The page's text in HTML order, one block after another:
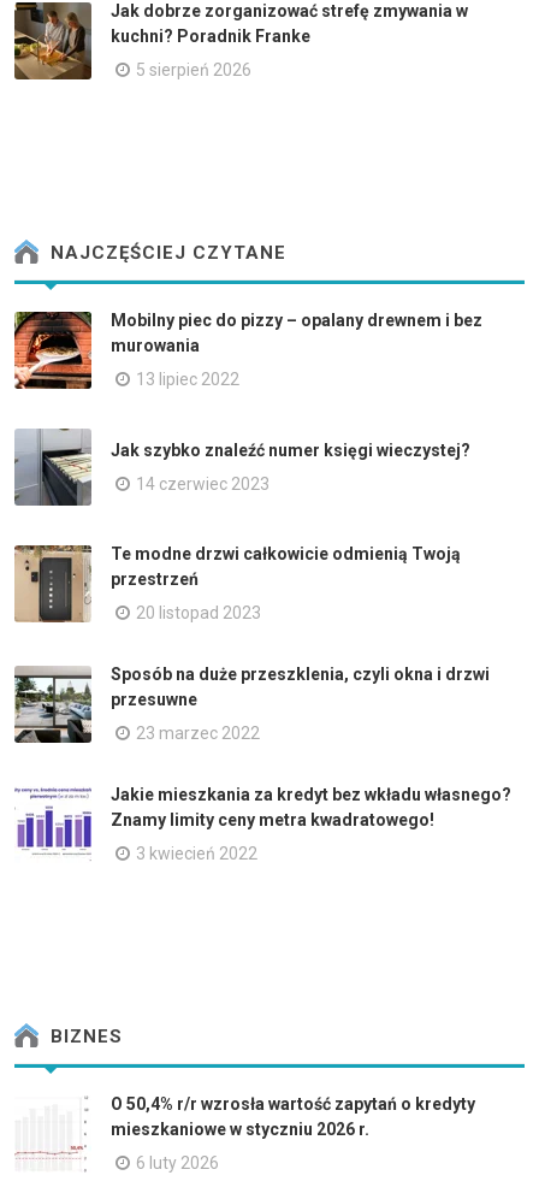
Jak dobrze zorganizować strefę zmywania w
kuchni? Poradnik Franke
5 sierpień 2026
NAJCZĘŚCIEJ CZYTANE
Mobilny piec do pizzy – opalany drewnem i bez
murowania
13 lipiec 2022
Jak szybko znaleźć numer księgi wieczystej?
14 czerwiec 2023
Te modne drzwi całkowicie odmienią Twoją
przestrzeń
20 listopad 2023
Sposób na duże przeszklenia, czyli okna i drzwi
przesuwne
23 marzec 2022
Jakie mieszkania za kredyt bez wkładu własnego?
Znamy limity ceny metra kwadratowego!
3 kwiecień 2022
BIZNES
O 50,4% r/r wzrosła wartość zapytań o kredyty
mieszkaniowe w styczniu 2026 r.
6 luty 2026